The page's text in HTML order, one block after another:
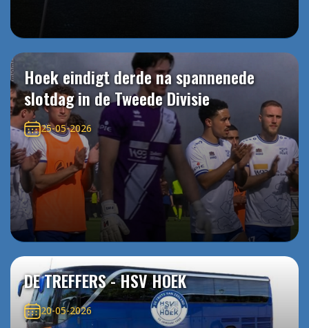
Hoek eindigt derde na spannenede
slotdag in de Tweede Divisie
25-05-2026
DE TREFFERS - HSV HOEK
20-05-2026